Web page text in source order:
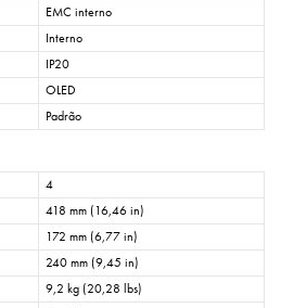
EMC interno
Interno
IP20
OLED
Padrão
4
418 mm (16,46 in)
172 mm (6,77 in)
240 mm (9,45 in)
9,2 kg (20,28 lbs)